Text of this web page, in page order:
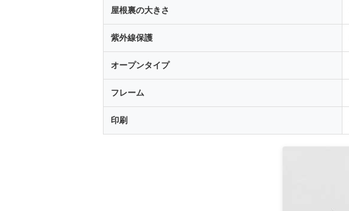
屋根裏の大きさ
紫外線保護
オープンタイプ
フレーム
印刷